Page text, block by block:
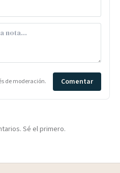
de moderación. Comentar
Sé el primero.